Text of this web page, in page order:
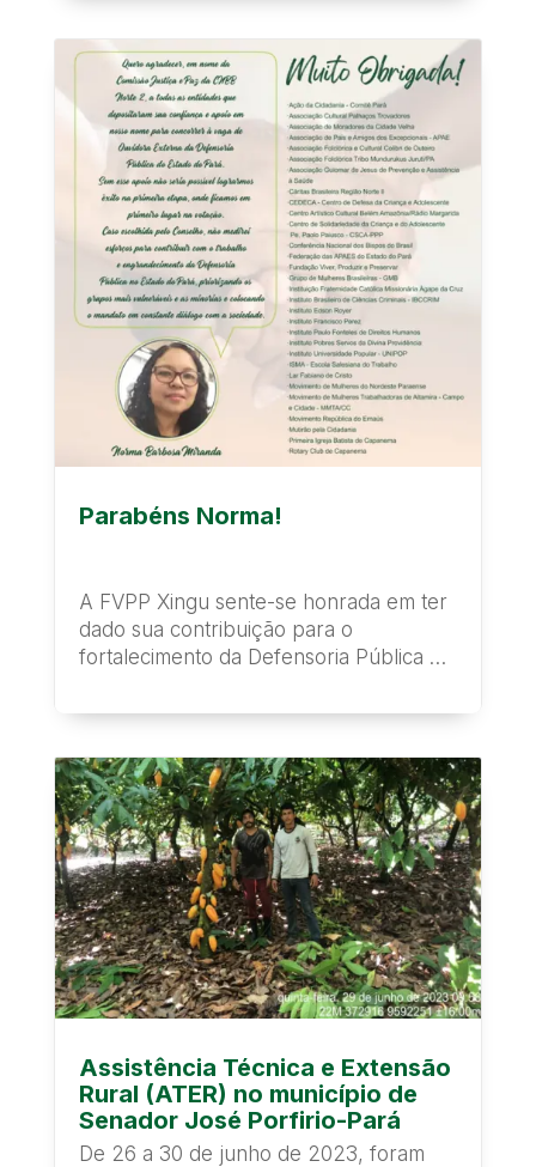
Parabéns Norma!
A FVPP Xingu sente-se honrada em ter
dado sua contribuição para o
fortalecimento da Defensoria Pública do
Assistência Técnica e Extensão
Rural (ATER) no município de
Senador José Porfirio-Pará
De 26 a 30 de junho de 2023, foram